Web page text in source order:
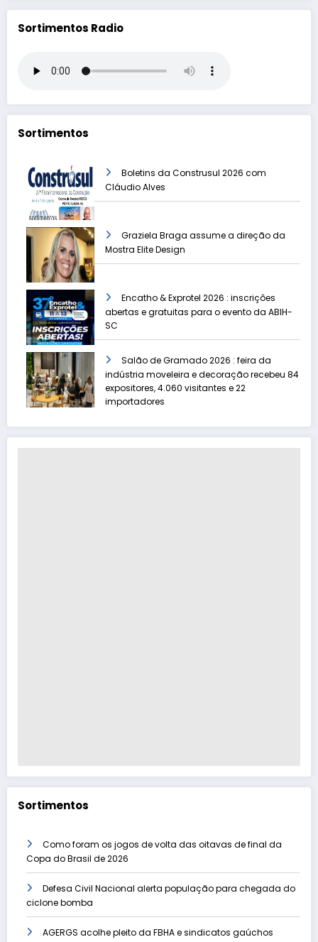
Sortimentos Radio
Sortimentos
Boletins da Construsul 2026 com
Cláudio Alves
Graziela Braga assume a direção da
Mostra Elite Design
Encatho & Exprotel 2026 : inscrições
abertas e gratuitas para o evento da ABIH-
SC
Salão de Gramado 2026 : feira da
indústria moveleira e decoração recebeu 84
expositores, 4.060 visitantes e 22
importadores
Sortimentos
Como foram os jogos de volta das oitavas de final da
Copa do Brasil de 2026
Defesa Civil Nacional alerta população para chegada do
ciclone bomba
AGERGS acolhe pleito da FBHA e sindicatos gaúchos